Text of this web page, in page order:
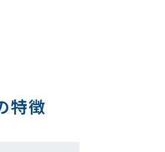
特徴